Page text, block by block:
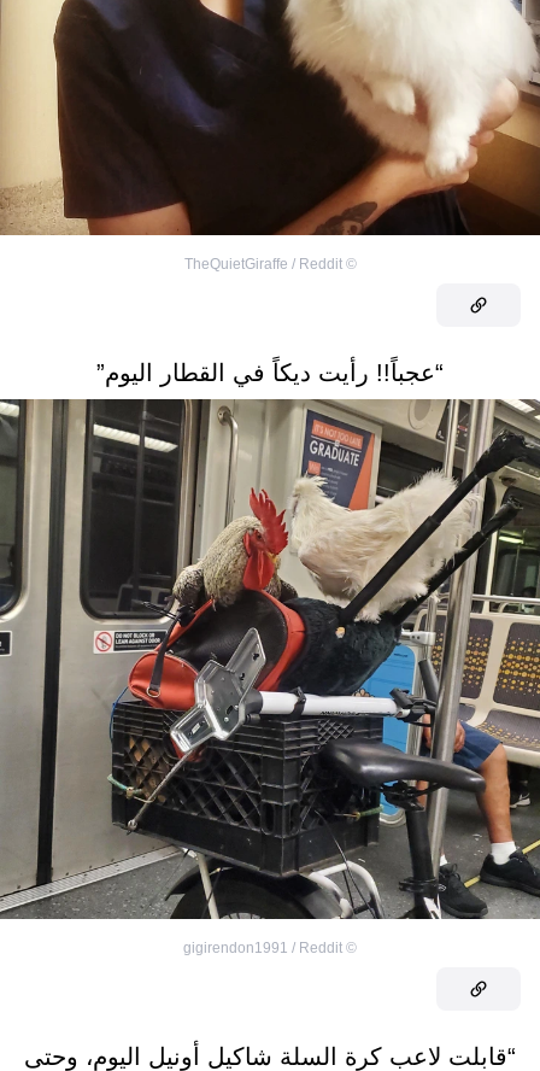
©
TheQuietGiraffe / Reddit
“عجباً!! رأيت ديكاً في القطار اليوم”
©
gigirendon1991 / Reddit
“قابلت لاعب كرة السلة شاكيل أونيل اليوم، وحتى